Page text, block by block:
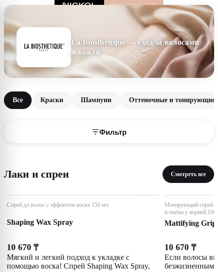
La Biosthétique — уход за волосами
и кожей
Все Краски Шампуни Оттеночные и тонирующие
Фильтр
Лаки и спреи Смотреть все
Спрей дл волос с эффектом воска 150 мл
Shaping Wax Spray
10 670 ₸
Мягкий и легкий подход к укладке с
помощью воска! Спрей Shaping Wax Spray,
Матирующий спрей
и оъёма у
Mattifying Grip
10 670 ₸
Если волосы